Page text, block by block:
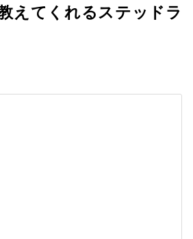
えてくれるステッドラ